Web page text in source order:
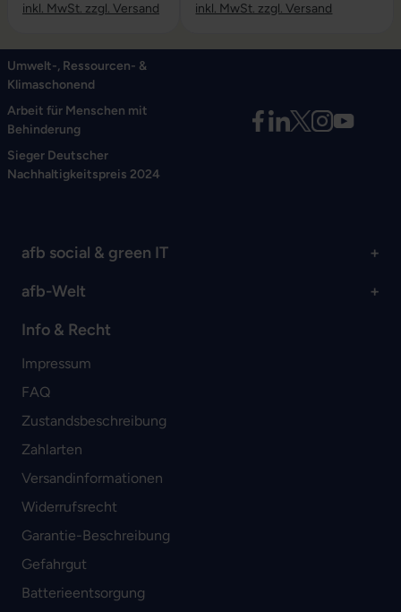
inkl. MwSt. zzgl. Versand inkl. MwSt. zzgl. Versand
Umwelt-, Ressourcen- &
Klimaschonend
Arbeit für Menschen mit
Behinderung
Sieger Deutscher
Nachhaltigkeitspreis 2024
afb social & green IT
afb-Welt
Info & Recht
Impressum
FAQ
Zustandsbeschreibung
Zahlarten
Versandinformationen
Widerrufsrecht
Garantie-Beschreibung
Gefahrgut
Batterieentsorgung